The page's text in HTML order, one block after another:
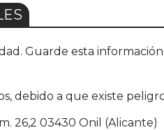
Guarde esta
debido a que existe
26,2 03430 Onil (Alicante)